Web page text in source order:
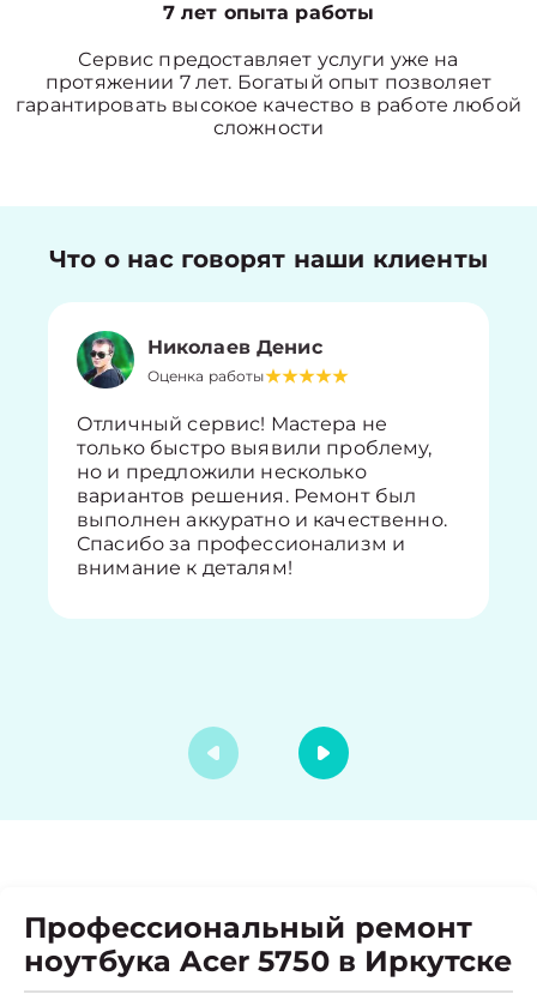
7 лет опыта работы
Сервис предоставляет услуги уже на
протяжении 7 лет. Богатый опыт позволяет
гарантировать высокое качество в работе любой
сложности
Что о нас говорят наши клиенты
Николаев Денис
Оценка работы
Отличный сервис! Мастера не
только быстро выявили проблему,
но и предложили несколько
вариантов решения. Ремонт был
выполнен аккуратно и качественно.
Спасибо за профессионализм и
внимание к деталям!
Профессиональный ремонт
ноутбука Acer 5750 в Иркутске